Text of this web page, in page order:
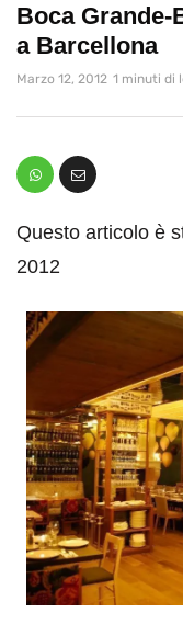
Boca
a Barcellona
Marzo 12, 2012 1 minuti di
Questo articolo è
2012